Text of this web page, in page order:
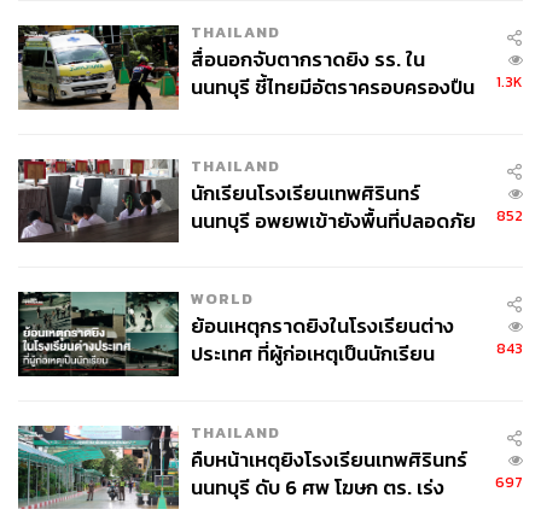
ทำให้ในรายการนี้ แฟนๆ จะได้เห็นบรรดานักกีฬาแก้ปัญหา
เบื้องต้นด้วยการใช้ถุงน้ำแข็งประคบคอในช่วงพักเปลี่ยนฝั่ง
นั่นหมายความว่านอกจากคู่แข่งในสนาม กับสมาธิของตัว
เอง ในเฟรนช์ โอเพน ครั้งนี้ อีกสิ่งที่นักเทนนิสต้องเอาชนะคือ
‘อากาศ’ ด้วย
เพราะถ้าหากเกิด ‘แพ้อากาศ’ ขึ้นมา นักเทนนิสคนนั้นก็คง
เจอกับอาการไม่ต่างจาก ยานนิก ซินเนอร์ ที่แม้จะนำห่างจน
เกือบชนะ แต่สุดท้ายก็พ่ายอยู่ดี
https://www.wsj.com/sports/tennis/jannik-sinner-frenc
h-open-heat-ec2d4a0e
https://sports.ndtv.com/french-open-2026/french-ope
THAILAND
สื่อนอกจับตากราดยิง รร. ใน
นนทบุรี ชี้ไทยมีอัตราครอบครองปืน
1.3K
THAILAND
นักเรียนโรงเรียนเทพศิรินทร์
นนทบุรี อพยพเข้ายังพื้นที่ปลอดภัย
852
WORLD
ย้อนเหตุกราดยิงในโรงเรียนต่าง
ประเทศ ที่ผู้ก่อเหตุเป็นนักเรียน
843
THAILAND
คืบหน้าเหตุยิงโรงเรียนเทพศิรินทร์
นนทบุรี ดับ 6 ศพ โฆษก ตร. เร่ง
697